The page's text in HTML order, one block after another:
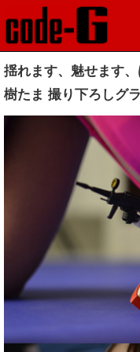
揺れます、魅せます
樹たま 撮り下ろしグ